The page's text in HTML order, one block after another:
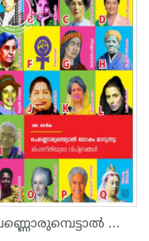
പെണ്ണൊരുമ്പെട്ടാൽ ലോകം മാറുന്നു